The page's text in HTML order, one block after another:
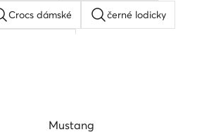
Crocs dámské černé lodicky
Mustang